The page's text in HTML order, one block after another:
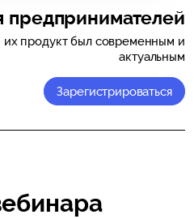
предпринимателей
их продукт был современным и
актуальным
Зарегистрироваться